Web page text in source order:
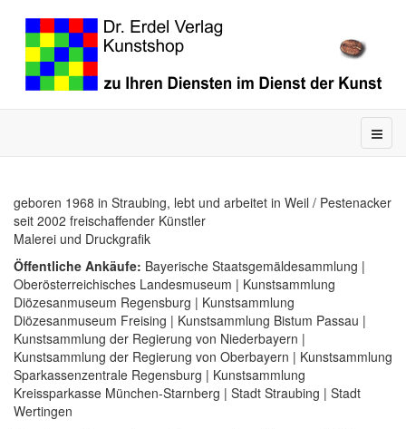
geboren 1968 in Straubing, lebt und arbeitet in Weil / Pestenacker
seit 2002 freischaffender Künstler
Malerei und Druckgrafik
Öffentliche Ankäufe: Bayerische Staatsgemäldesammlung |
Oberösterreichisches Landesmuseum | Kunstsammlung
Diözesanmuseum Regensburg | Kunstsammlung
Diözesanmuseum Freising | Kunstsammlung Bistum Passau |
Kunstsammlung der Regierung von Niederbayern |
Kunstsammlung der Regierung von Oberbayern | Kunstsammlung
Sparkassenzentrale Regensburg | Kunstsammlung
Kreissparkasse München-Starnberg | Stadt Straubing | Stadt
Wertingen